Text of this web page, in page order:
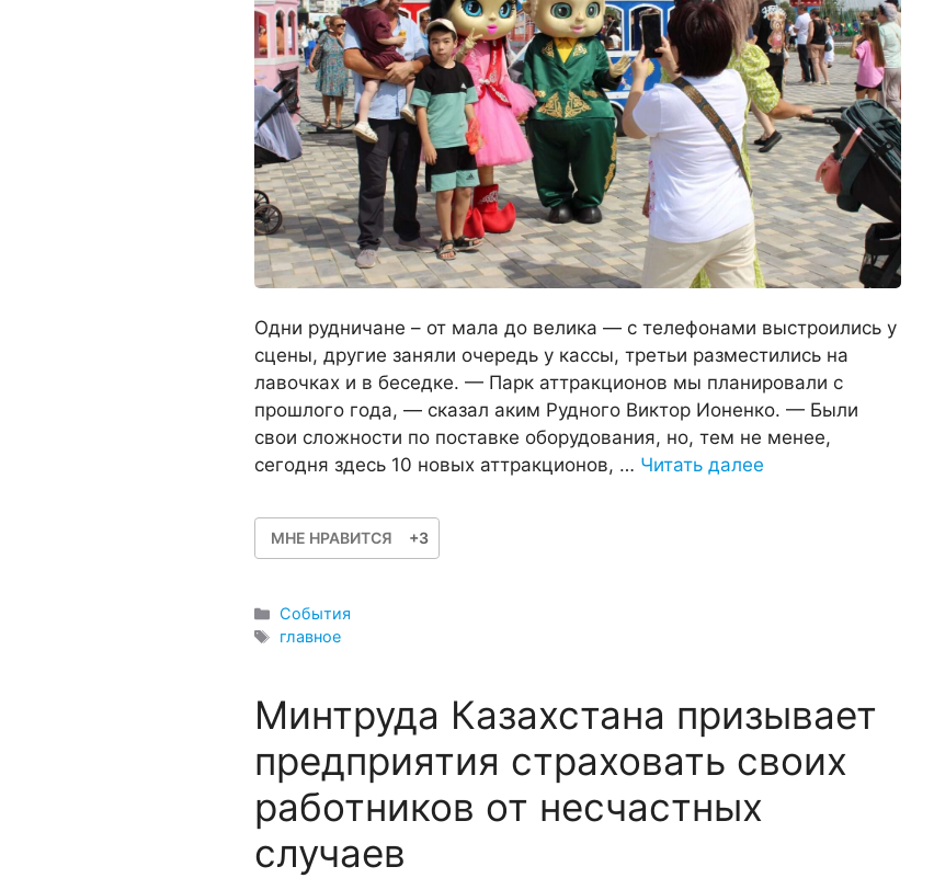
Одни рудничане – от мала до велика — с телефонами выстроились у
сцены, другие заняли очередь у кассы, третьи разместились на
лавочках и в беседке. — Парк аттракционов мы планировали с
прошлого года, — сказал аким Рудного Виктор Ионенко. — Были
свои сложности по поставке оборудования, но, тем не менее,
сегодня здесь 10 новых аттракционов, … Читать далее
МНЕ НРАВИТСЯ +3
Рубрики
События
Метки
главное
Минтруда Казахстана призывает
предприятия страховать своих
работников от несчастных
случаев